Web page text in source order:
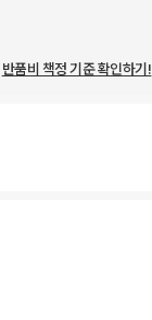
반품비 책정 기준 확인하기!